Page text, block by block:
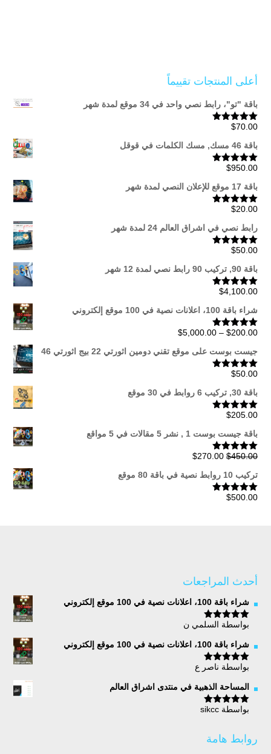
أعلى المنتجات تقييماً
باقة "تو"، رابط نصي واحد في 34 موقع لمدة شهر
تم التقييم
$70.00
باقة 46 مسك, مسك الكلمات في قوقل
تم التقييم
$950.00
باقة 17 موقع للإعلان النصي لمدة شهر
تم التقييم
$20.00
رابط نصي في اشراق العالم 24 لمدة شهر
تم التقييم
$50.00
باقة 90, تركيب 90 رابط نصي لمدة 12 شهر
تم التقييم$4,100.00
شراء باقة 100، اعلانات نصية في 100 موقع إلكتروني
تم التقييم
$200.00
–
$5,000.00 نطاق
من
خلال
جيست بوست على موقع تقني دومين اثورتي 22 بيج اثورتي 46
تم التقييم
$50.00
باقة 30, تركيب 6 روابط في 30 موقع
تم التقييم
$205.00
باقة جيست بوست 1 , نشر 5 مقالات في 5 مواقع
تم التقييم
$450.00
السعر
الأصلي
هو:
$270.00 السعر
تركيب 10 روابط نصية في باقة 80 موقع
تم التقييم
$500.00
أحدث المراجعات
شراء باقة 100، اعلانات نصية في 100 موقع إلكتروني
تم التقييم5
بواسطة السلمي ن
شراء باقة 100، اعلانات نصية في 100 موقع إلكتروني
تم التقييم5
بواسطة ناصر ع
المساحة الذهبية في منتدى اشراق العالم
تم التقييم5
بواسطة sikcc
روابط هامة